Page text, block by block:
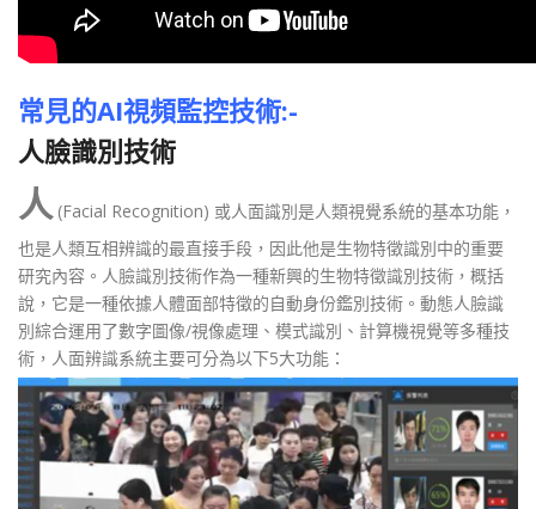
常見的AI視頻監控技術:-
人臉識別技術
人(Facial Recognition) 或人面識別是人類視覺系統的基本功能，
也是人類互相辨識的最直接手段，因此他是生物特徵識別中的重要
研究內容。人臉識別技術作為一種新興的生物特徵識別技術，概括
說，它是一種依據人體面部特徵的自動身份鑑別技術。動態人臉識
別綜合運用了數字圖像/視像處理、模式識別、計算機視覺等多種技
術，人面辨識系統主要可分為以下5大功能：